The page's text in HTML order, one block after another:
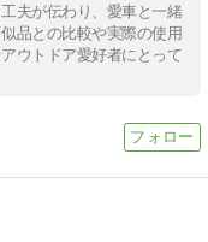
夫が伝わり、愛車と一緒
品との比較や実際の使用
ウトドア愛好者にとって